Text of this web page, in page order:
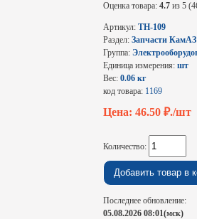
Оценка товара: 4.7из 5
Артикул: ТН-109
Раздел: Запчасти КамАЗ
Группа:
Единица измерения: шт
Вес: 0.06 кг
код товара: 1169
Цена: 46.50 ₽./шт
Количество:
Последнее обновление:
05.08.2026 08:01(мск)